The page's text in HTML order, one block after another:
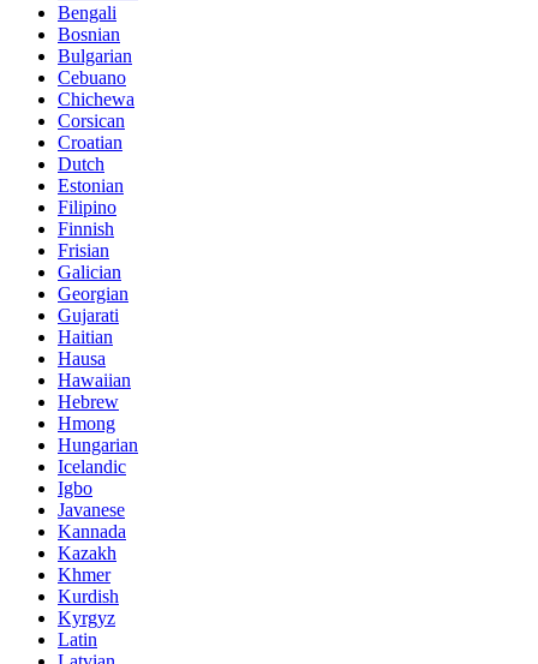
Bengali
Bosnian
Bulgarian
Cebuano
Chichewa
Corsican
Croatian
Dutch
Estonian
Filipino
Finnish
Frisian
Galician
Georgian
Gujarati
Haitian
Hausa
Hawaiian
Hebrew
Hmong
Hungarian
Icelandic
Igbo
Javanese
Kannada
Kazakh
Khmer
Kurdish
Kyrgyz
Latin